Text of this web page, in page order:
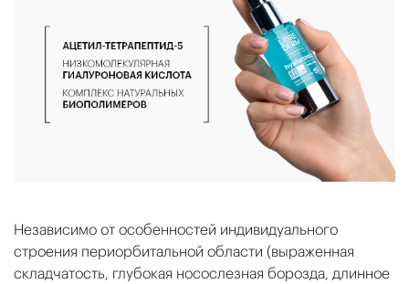
Независимо от особенностей индивидуального
строения периорбитальной области (выраженная
складчатость, глубокая носослезная борозда, длинное